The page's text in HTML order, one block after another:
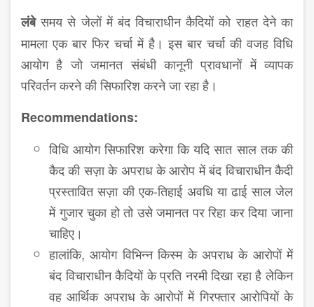
लंबेसमय से जेलों में बंद विचाराधीन कैदियों को राहत देने का
मामला एक बार फिर चर्चा में है। इस बार चर्चा की वजह विधि
आयोग है जो जमानत संबंधी कानूनी प्रावधानों में व्यापक
परिवर्तन करने की सिफारिश करने जा रहा है।
Recommendations:
विधि आयोग सिफारिश करेगा कि यदि सात साल तक की
कैद की सज़ा के अपराध के आरोप में बंद विचाराधीन कैदी
प्रस्तावित सज़ा की एक-तिहाई अवधि या ढाई साल जेल
में गुजार चुका हो तो उसे जमानत पर रिहा कर दिया जाना
चाहिए।
हालांकि, आयोग विभिन्न किस्म के अपराध के आरोपों में
बंद विचाराधीन कैदियों के प्रति नरमी दिखा रहा है लेकिन
वह आर्थिक अपराध के आरोपों में गिरफ्तार आरोपियों के